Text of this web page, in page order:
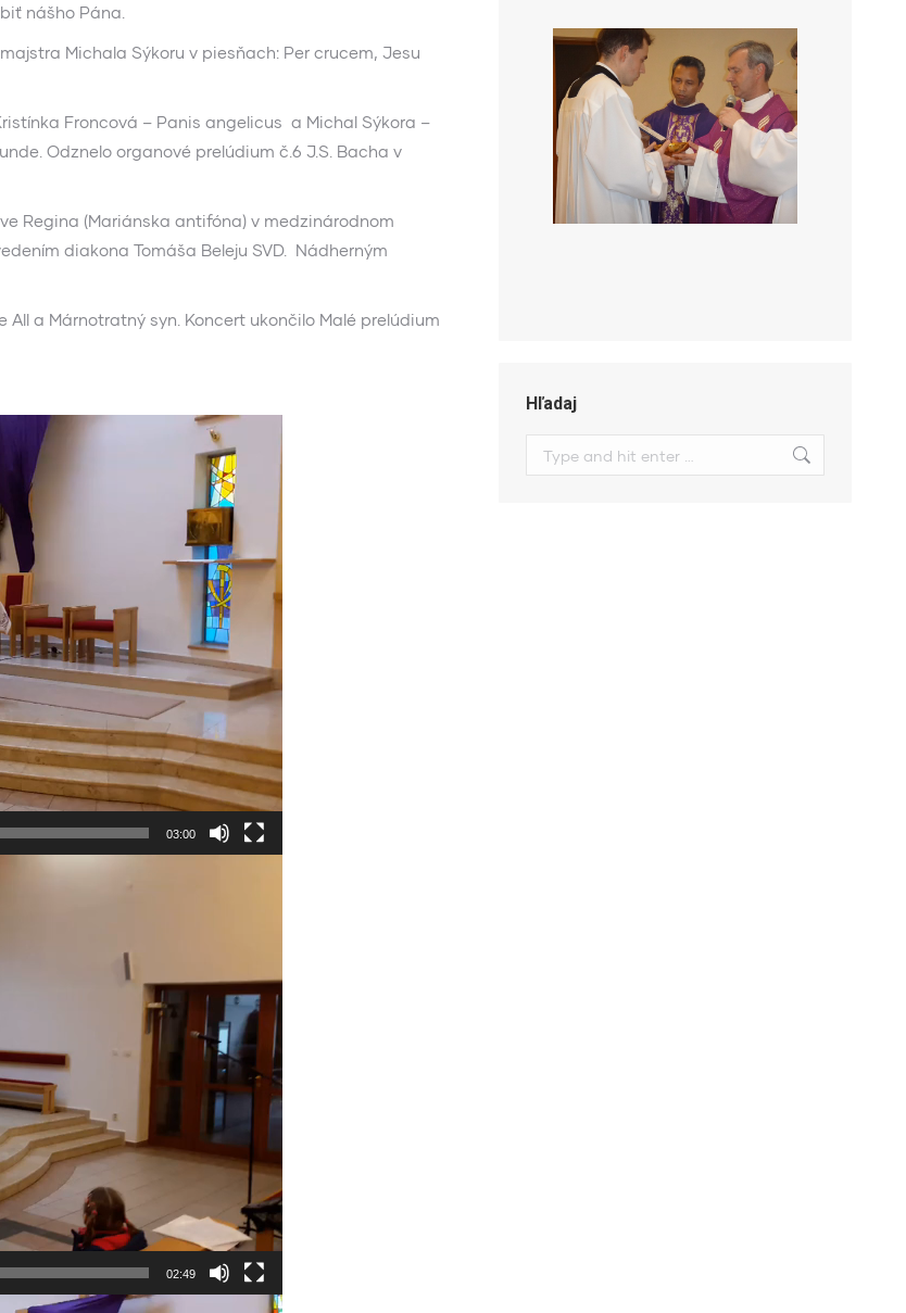
nášho Pána.
Michala Sýkoru v piesňach: Per crucem, Jesu
Froncová – Panis angelicus a Michal Sýkora –
Odznelo organové prelúdium č.6 J.S. Bacha v
(Mariánska antifóna) v medzinárodnom
diakona Tomáša Beleju SVD. Nádherným
a Márnotratný syn. Koncert ukončilo Malé prelúdium
03:00
02:49
Hľadaj